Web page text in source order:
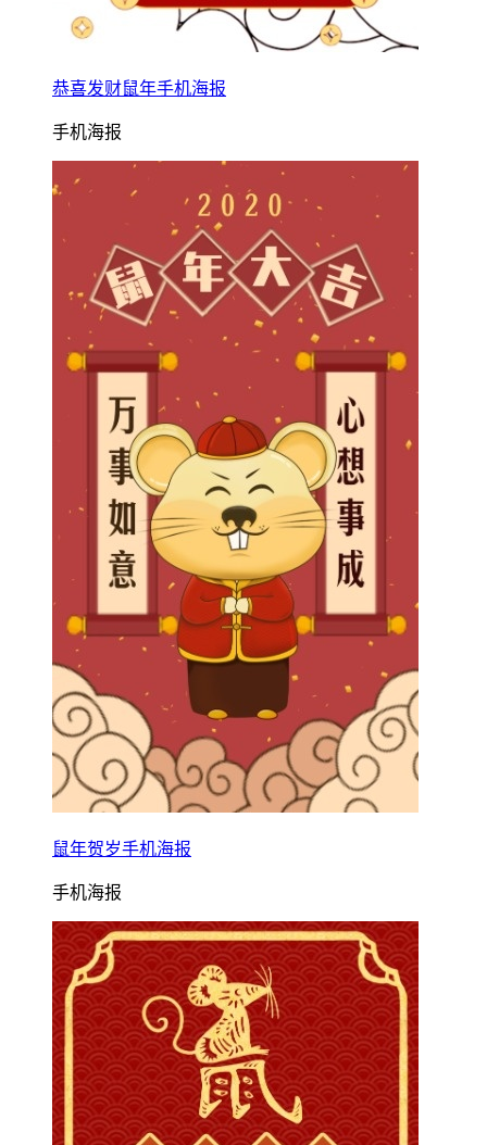
恭喜发财鼠年手机海报
手机海报
鼠年贺岁手机海报
手机海报